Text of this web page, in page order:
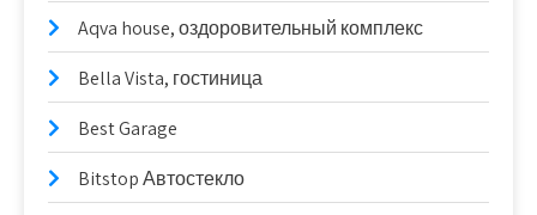
Aqva house, оздоровительный комплекс
Bella Vista, гостиница
Best Garage
Bitstop Автостекло